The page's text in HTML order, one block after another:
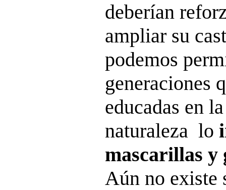
deberían
ampliar su
podemos
generaciones
educadas en
naturaleza lo
mascarillas y
Aún no existe